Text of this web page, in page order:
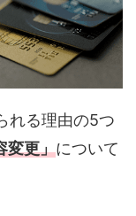
れる理由の5つ
変更」について